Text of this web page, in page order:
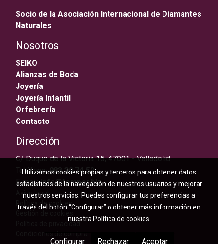
Socio de la Asociación Internacional de Diamantes
Naturales
Nosotros
SEIKO
Alianzas de Boda
Joyería
Joyería Infantil
Orfebrería
Contacto
Dirección
C/ Duque de la Victoria 15, 47001 - Valladolid
Teléfono:983 30 74 59
E-mail:info@temper.biz
Aviso legal
Política de cookies
Política de privacidad
Utilizamos cookies propias y terceros para obtener datos
estadísticos de la navegación de nuestros usuarios y mejorar
nuestros servicios. Puedes configurar tus preferencias a
través del botón “Configurar” o obtener más información en
nuestra Política de cookies
Configurar Rechazar Aceptar